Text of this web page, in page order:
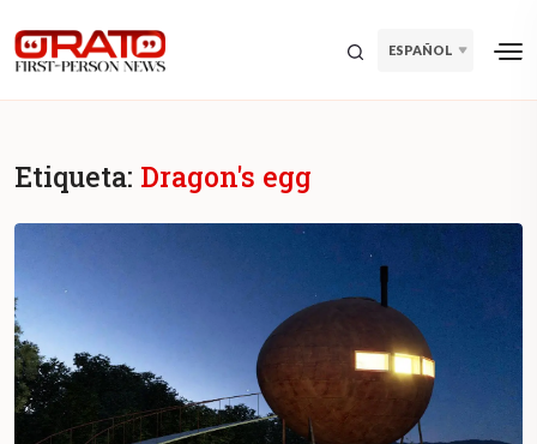
ESPAÑOL
Etiqueta: Dragon's egg